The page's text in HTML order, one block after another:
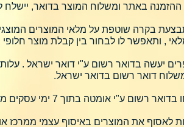
באתר ומשלוח המוצר בדואר, יישלח
בקרה שוטפת על מלאי המוצרים
, ותאפשר לו לבחור בין קבלת מוצר
דואר רשום בדואר ישראל.
ע"י אומטה בתוך 7 ימי עסקים ממועד קבלת התשלום.
לאסוף את המוצרים באיסוף עצמי ממרכז